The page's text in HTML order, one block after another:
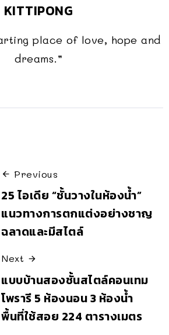
KITTIPONG
place of love, hope and
dreams.”
Previous
25 ไอเดีย “ชั้นวางในห้องน้ำ”
แนวทางการตกแต่งอย่างชาญ
ฉลาดและมีสไตล์
Next
แบบบ้านสองชั้นสไตล์คอนเทม
โพรารี 5 ห้องนอน 3 ห้องน้ำ
พื้นที่ใช้สอย 224 ตารางเมตร